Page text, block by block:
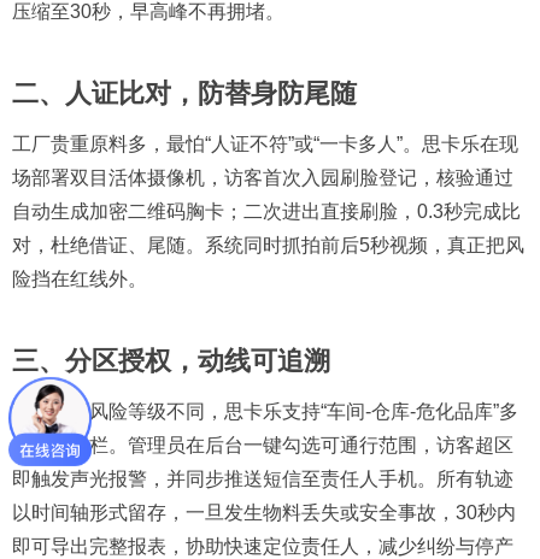
压缩至30秒，早高峰不再拥堵。
二、人证比对，防替身防尾随
工厂贵重原料多，最怕“人证不符”或“一卡多人”。思卡乐在现
场部署双目活体摄像机，访客首次入园刷脸登记，核验通过
自动生成加密二维码胸卡；二次进出直接刷脸，0.3秒完成比
对，杜绝借证、尾随。系统同时抓拍前后5秒视频，真正把风
险挡在红线外。
三、分区授权，动线可追溯
不同区域风险等级不同，思卡乐支持“车间-仓库-危化品库”多
级电子围栏。管理员在后台一键勾选可通行范围，访客超区
即触发声光报警，并同步推送短信至责任人手机。所有轨迹
以时间轴形式留存，一旦发生物料丢失或安全事故，30秒内
即可导出完整报表，协助快速定位责任人，减少纠纷与停产